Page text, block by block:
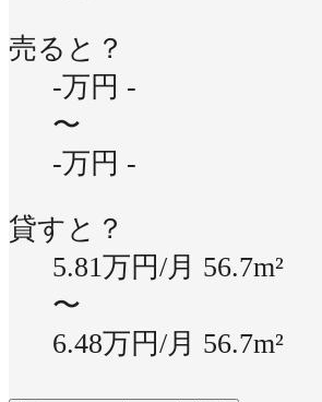
売ると？
-万円 -
〜
-万円 -
貸すと？
5.81万円/月 56.7m²
〜
6.48万円/月 56.7m²